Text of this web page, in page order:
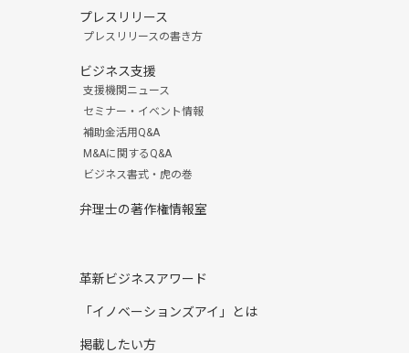
プレスリリース
プレスリリースの書き方
ビジネス支援
支援機関ニュース
セミナー・イベント情報
補助金活用Q&A
M&Aに関するQ&A
ビジネス書式・虎の巻
弁理士の著作権情報室
革新ビジネスアワード
「イノベーションズアイ」とは
掲載したい方